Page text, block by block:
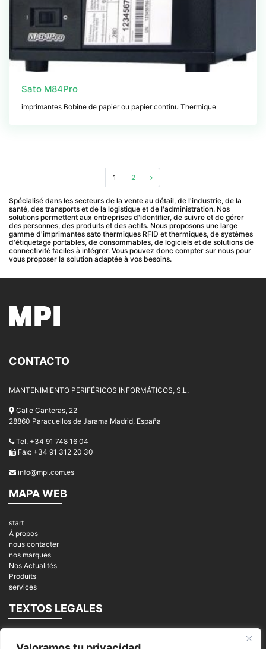
Sato M84Pro
imprimantes Bobine de papier ou papier continu Thermique
1 2
Spécialisé dans les secteurs de la vente au détail, de l'industrie, de la
santé, des transports et de la logistique et de l'administration. Nos
solutions permettent aux entreprises d'identifier, de suivre et de gérer
des personnes, des produits et des actifs. Nous proposons une large
gamme d'imprimantes sato thermiques RFID et thermiques, de systèmes
d'étiquetage portables, de consommables, de logiciels et de solutions de
connectivité faciles à intégrer. Vous pouvez donc compter sur nous pour
vous proposer la solution adaptée à vos besoins.
CONTACTO
MANTENIMIENTO PERIFÉRICOS INFORMÁTICOS, S.L.
Calle Canteras, 22
28860 Paracuellos de Jarama Madrid, España
Tel. +34 91 748 16 04
Fax: +34 91 312 20 30
info@mpi.com.es
MAPA WEB
start
Á propos
nous contacter
nos marques
Nos Actualités
Produits
services
TEXTOS LEGALES